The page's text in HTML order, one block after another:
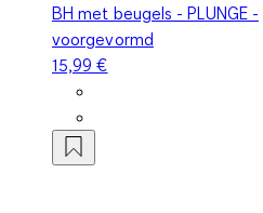
BH met beugels - PLUNGE -
voorgevormd
15,99 €